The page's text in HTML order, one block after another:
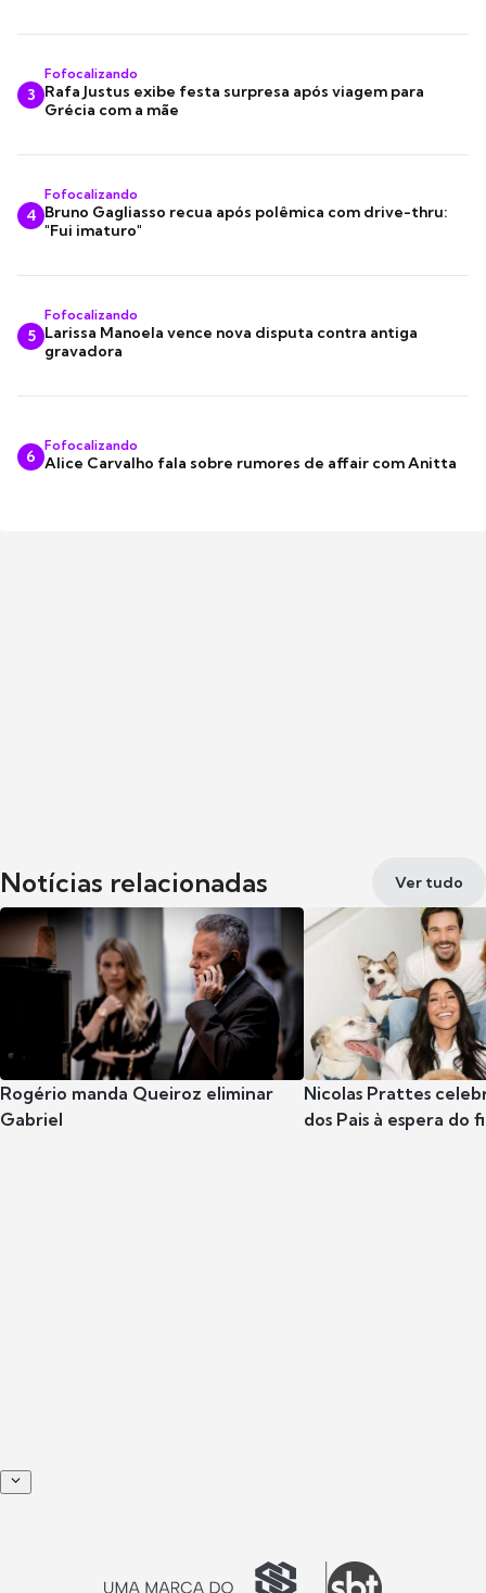
3
Fofocalizando
Rafa Justus exibe festa surpresa após viagem para
Grécia com a mãe
4
Fofocalizando
Bruno Gagliasso recua após polêmica com drive-thru:
"Fui imaturo"
5
Fofocalizando
Larissa Manoela vence nova disputa contra antiga
gravadora
6
Fofocalizando
Alice Carvalho fala sobre rumores de affair com Anitta
Notícias relacionadas Ver tudo
Rogério manda Queiroz eliminar
Gabriel
Nicolas Prattes
dos Pais à espera do